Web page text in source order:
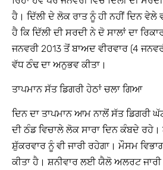
ਹੈ। ਦਿੱਲੀ ਦੇ ਲੋਕ ਰਾਤ ਨੂੰ ਹੀ ਨਹੀਂ ਦਿਨ
ਹੈ ਕਿ ਦਿੱਲੀ ਦੀ ਸਰਦੀ ਨੇ ਦੋ ਸਾਲਾਂ ਦਾ
ਜਨਵਰੀ 2013 ਤੋਂ ਬਾਅਦ ਵੀਰਵਾਰ (4
ਵੱਧ ਠੰਢ ਦਾ ਅਨੁਭਵ ਕੀਤਾ।
ਤਾਪਮਾਨ ਸੱਤ ਡਿਗਰੀ ਹੇਠਾਂ ਚਲਾ ਗਿਆ
ਦਿਨ ਦਾ ਤਾਪਮਾਨ ਆਮ ਨਾਲੋਂ ਸੱਤ
ਦੀ ਠੰਡ ਵਿਚਾਲੇ ਲੋਕ ਸਾਰਾ ਦਿਨ ਕੰਬਦੇ
ਸ਼ੁੱਕਰਵਾਰ ਨੂੰ ਵੀ ਜਾਰੀ ਰਹੇਗਾ। ਮੌਸਮ
ਕੀਤਾ ਹੈ। ਸ਼ਨੀਵਾਰ ਲਈ ਯੈਲੋ ਅਲਰਟ ਜਾਰੀ